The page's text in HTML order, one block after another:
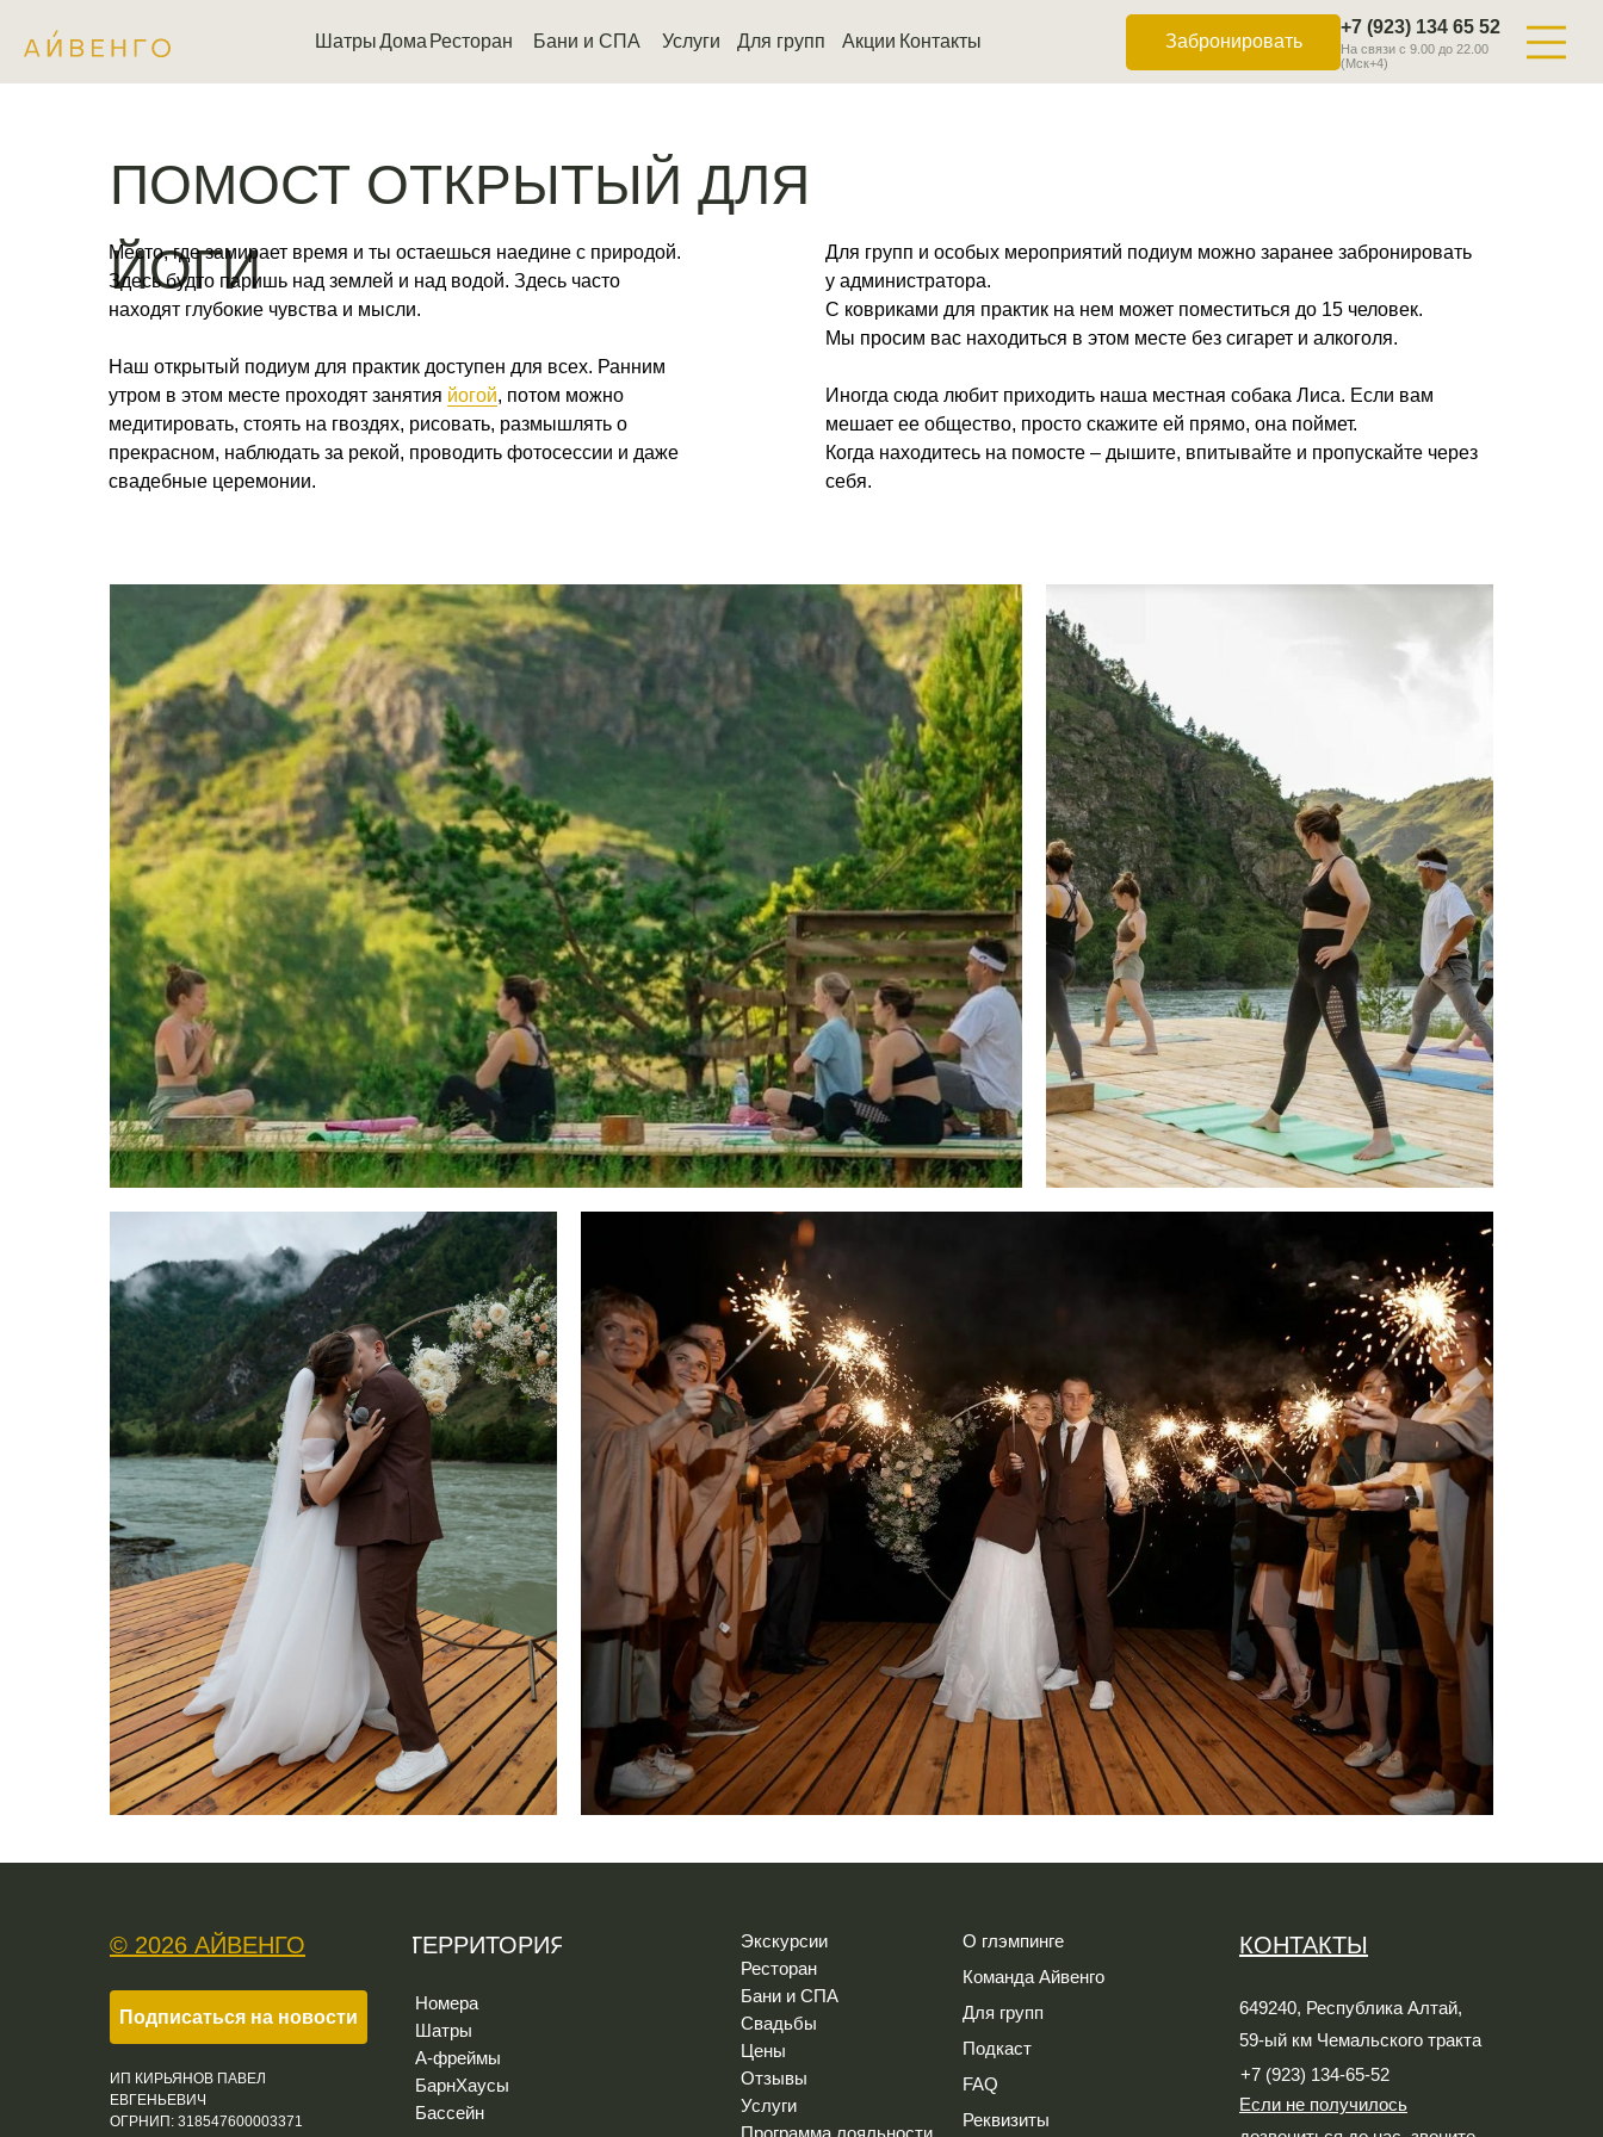
ШатрыДома Ресторан Бани и СПА Услуги Для групп Акции Контакты Выбрать номер
+7 (923) 134 65 52
На связи с 9.00 до 22.00
(Мск+4)
ШатрыДома Ресторан Бани и СПА Услуги Для групп Акции Контакты Забронировать
+7 (923) 134 65 52
На связи с 9.00 до 22.00
(Мск+4)
ПОМОСТ ОТКРЫТЫЙ ДЛЯ
ЙОГИ
Место, где замирает время и ты остаешься наедине с природой.
Здесь будто паришь над землей и над водой. Здесь часто
находят глубокие чувства и мысли.
Наш открытый подиум для практик доступен для всех. Ранним
утром в этом месте проходят занятия йогой, потом можно
медитировать, стоять на гвоздях, рисовать, размышлять о
прекрасном, наблюдать за рекой, проводить фотосессии и даже
свадебные церемонии.
Для групп и особых мероприятий подиум можно заранее забронировать
у администратора.
С ковриками для практик на нем может поместиться до 15 человек.
Мы просим вас находиться в этом месте без сигарет и алкоголя.
Иногда сюда любит приходить наша местная собака Лиса. Если вам
мешает ее общество, просто скажите ей прямо, она поймет.
Когда находитесь на помосте – дышите, впитывайте и пропускайте через
себя.
© 2026 АЙВЕНГО
Подписаться на новости
ТЕРРИТОРИЯ
+7 (923) 134-65-52
649240, Республика Алтай,
59-ый км Чемальского тракта
Если не получилось
КОНТАКТЫ
Номера
Шатры
А-фреймы
БарнХаусы
Бассейн
О глэмпинге
Команда Айвенго
Для групп
Подкаст
FAQ
Реквизиты
Экскурсии
Ресторан
Бани и СПА
Свадьбы
Цены
Отзывы
Услуги
Программа лояльности
ИП КИРЬЯНОВ ПАВЕЛ
ЕВГЕНЬЕВИЧ
ОГРНИП: 318547600003371